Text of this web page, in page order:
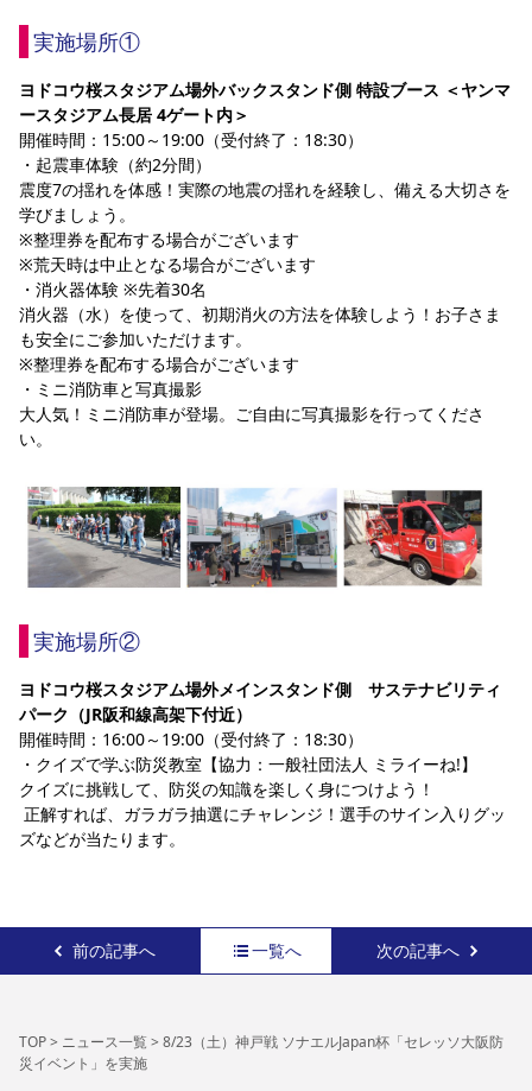
実施場所①
ヨドコウ桜スタジアム場外バックスタンド側 特設ブース ＜ヤンマ
ースタジアム長居 4ゲート内＞
開催時間：15:00～19:00（受付終了：18:30）
・起震車体験（約2分間）
震度7の揺れを体感！実際の地震の揺れを経験し、備える大切さを
学びましょう。
※整理券を配布する場合がございます
※荒天時は中止となる場合がございます
・消火器体験 ※先着30名
消火器（水）を使って、初期消火の方法を体験しよう！お子さま
も安全にご参加いただけます。
※整理券を配布する場合がございます
・ミニ消防車と写真撮影
大人気！ミニ消防車が登場。ご自由に写真撮影を行ってくださ
い。
実施場所②
ヨドコウ桜スタジアム場外メインスタンド側　サステナビリティ
パーク（JR阪和線高架下付近）
開催時間：16:00～19:00（受付終了：18:30）
・クイズで学ぶ防災教室【協力：一般社団法人 ミライーね!】
クイズに挑戦して、防災の知識を楽しく身につけよう！
正解すれば、ガラガラ抽選にチャレンジ！選手のサイン入りグッ
ズなどが当たります。
前の記事へ 一覧へ 次の記事へ
TOP> ニュース一覧> 8/23（土）神戸戦 ソナエルJapan杯「セレッソ大阪防
災イベント」を実施